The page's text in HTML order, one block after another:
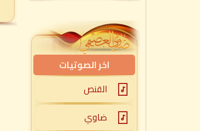
اخر الصوتيات
القنص
ضاوي